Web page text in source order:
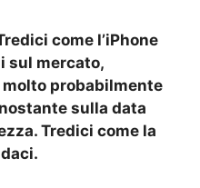
come l’iPhone
sul mercato,
probabilmente
sulla data
Tredici come la